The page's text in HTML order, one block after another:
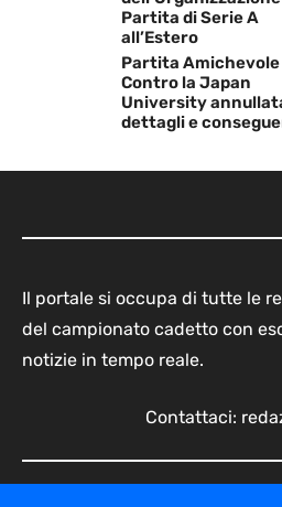
Partita di Serie A
all’Estero
Partita Amichevole
Contro la Japan
University
dettagli e
Il portale si occupa di tutte le
del campionato cadetto con
notizie in tempo reale.
Contattaci: